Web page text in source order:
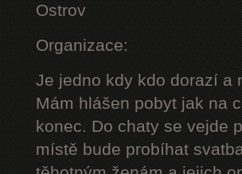
Ostrov
Organizace:
Je jedno kdy kdo dorazí a
Mám hlášen pobyt jak na
konec. Do chaty se vejde
místě bude probíhat